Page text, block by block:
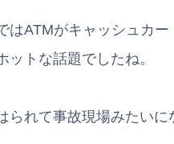
はATMがキャッシュカ
ットな話題でしたね。
られて事故現場みたい